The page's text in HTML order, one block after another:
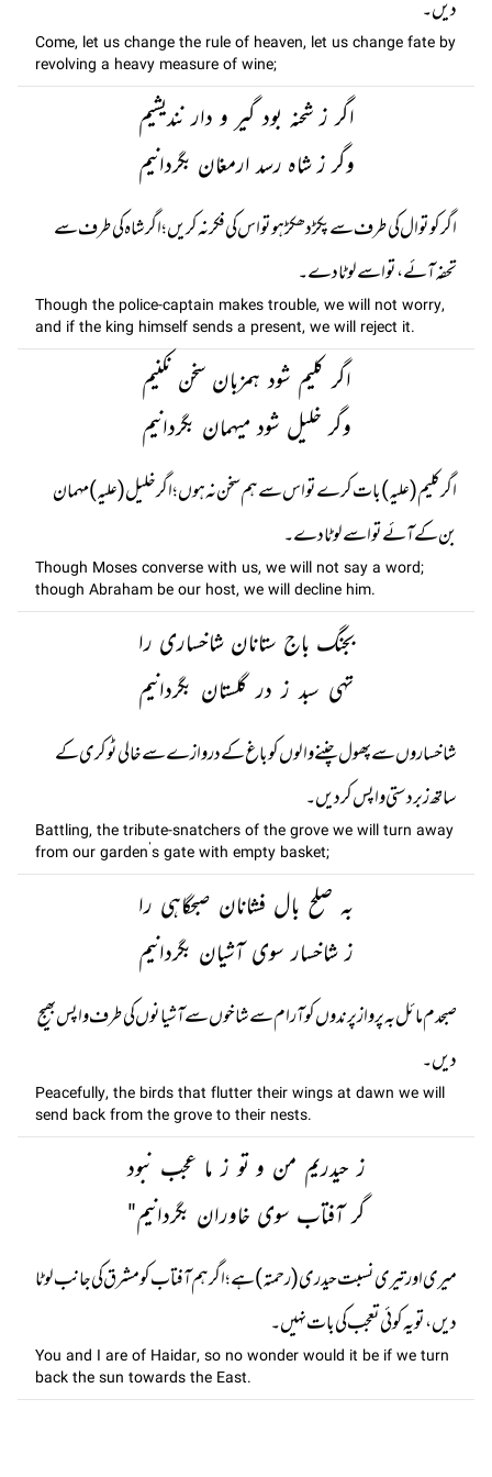
دیں۔
Come, let us change the rule of heaven, let us change fate by
revolving a heavy measure of wine;
اگر ز شحنہ بود گیر و دار نندیشیم
وگر ز شاہ رسد ارمغان بگردانیم
اگر کوتوال کی طرف سے پکڑ دھکڑ ہو تو اس کی فکر نہ کریں ؛ اگر شاہ کی طرف سے
تحفہ آئے ، تو اسے لوٹا دے۔
Though the police-captain makes trouble, we will not worry,
and if the king himself sends a present, we will reject it.
اگر کلیم شود ہمزبان سخن نکنیم
وگر خلیل شود میہمان بگردانیم
اگر کلیم (علیہ) بات کرے تو اس سے ہم سخن نہ ہوں ؛ اگر خلیل (علیہ) مہمان
بن کےآئے تو اسے لوٹا دے۔
Though Moses converse with us, we will not say a word;
though Abraham be our host, we will decline him.
بجنگ باج ستانان شاخساری را
تہی سبد ز در گلستان بگردانیم
شاخساروں سے پھول چننے والوں کو باغ کے دروازے سے خالی ٹوکری کے
ساتھ زبردستی واپس کر دیں۔
Battling, the tribute-snatchers of the grove we will turn away
from our garden’s gate with empty basket;
بہ صلح بال فشانان صبحگاہی را
ز شاخسار سوی آشیان بگردانیم
صبحدم مائل بہ پرواز پرندوں کو آرام سے شاخوں سے آشیانوں کی طرف واپس بھیج
دیں۔
Peacefully, the birds that flutter their wings at dawn we will
send back from the grove to their nests.
ز حیدریم من و تو ز ما عجب نبود
گر آفتاب سوی خاوران بگردانیم"
میری اور تیری نسبت حیدری (رحمتہ) ہے؛ اگر ہم آفتاب کو مشرق کی جانب لوٹا
دیں ، تو یہ کوئی تعجب کی بات نہیں۔
You and I are of Haidar, so no wonder would it be if we turn
back the sun towards the East.